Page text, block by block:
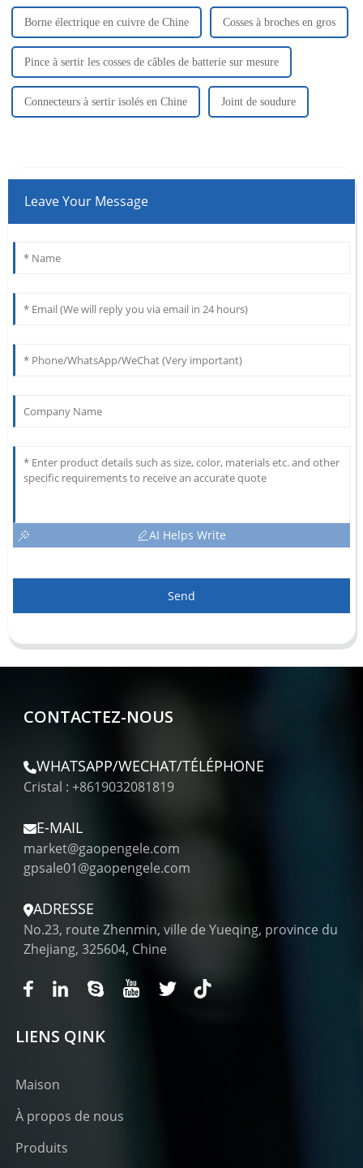
Borne électrique en cuivre de Chine Cosses à broches en gros
Pince à sertir les cosses de câbles de batterie sur mesure
Connecteurs à sertir isolés en Chine Joint de soudure
Leave Your Message
AI Helps Write
Send
CONTACTEZ-NOUS
WHATSAPP/WECHAT/TÉLÉPHONE
Cristal : +8619032081819
E-MAIL
market@gaopengele.com
gpsale01@gaopengele.com
ADRESSE
No.23, route Zhenmin, ville de Yueqing, province du
Zhejiang, 325604, Chine
LIENS QINK
Maison
À propos de nous
Produits